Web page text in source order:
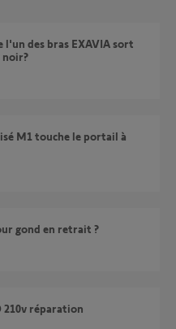
noir?
gond en retrait ?
210v réparation